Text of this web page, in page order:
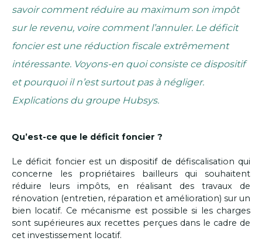
savoircomment réduire au maximum son impôt
sur le revenu, voire comment l’annuler. Le déficit
foncier est une réduction fiscale extrêmement
intéressante. Voyons-en quoiconsiste ce dispositif
et pourquoi il n’est surtout pas à négliger.
Explications du groupe Hubsys.
Qu’est-ce que le déficit foncier ?
Le déficit foncier est un dispositif de défiscalisation qui
concerne les propriétaires bailleurs qui souhaitent
réduire leurs impôts, en réalisant des travaux de
rénovation (entretien, réparation et amélioration) sur un
bien locatif. Ce mécanisme est possible si les charges
sont supérieures aux recettes perçues dans le cadre de
cet investissement locatif.